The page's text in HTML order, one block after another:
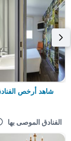
شاهد أرخص
الفنادق الموصى بها